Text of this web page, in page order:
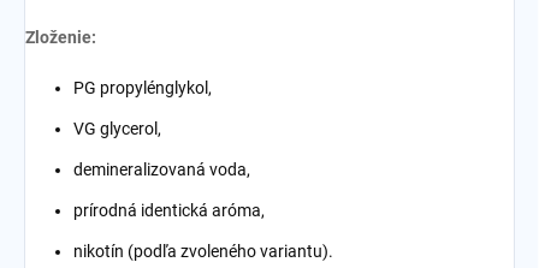
Zloženie:
PG propylénglykol,
VG glycerol,
demineralizovaná voda,
prírodná identická aróma,
nikotín (podľa zvoleného variantu).